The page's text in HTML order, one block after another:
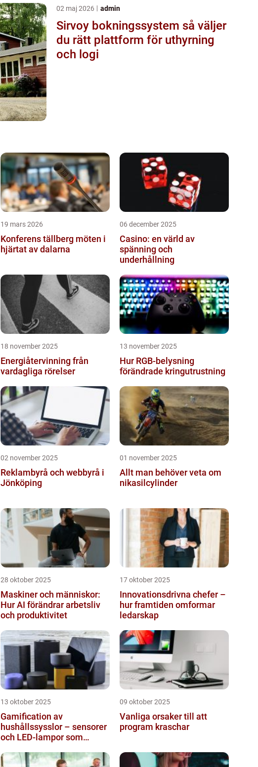
02 maj 2026 admin
Sirvoy bokningssystem så väljer
du rätt plattform för uthyrning
och logi
19 mars 2026
Konferens tällberg möten i
hjärtat av dalarna
06 december 2025
Casino: en värld av
spänning och
underhållning
18 november 2025
Energiåtervinning från
vardagliga rörelser
13 november 2025
Hur RGB-belysning
förändrade kringutrustning
02 november 2025
Reklambyrå och webbyrå i
Jönköping
01 november 2025
Allt man behöver veta om
nikasilcylinder
28 oktober 2025
Maskiner och människor:
Hur AI förändrar arbetsliv
och produktivitet
17 oktober 2025
Innovationsdrivna chefer –
hur framtiden omformar
ledarskap
13 oktober 2025
Gamification av
hushållssysslor – sensorer
och LED-lampor som
09 oktober 2025
Vanliga orsaker till att
program kraschar